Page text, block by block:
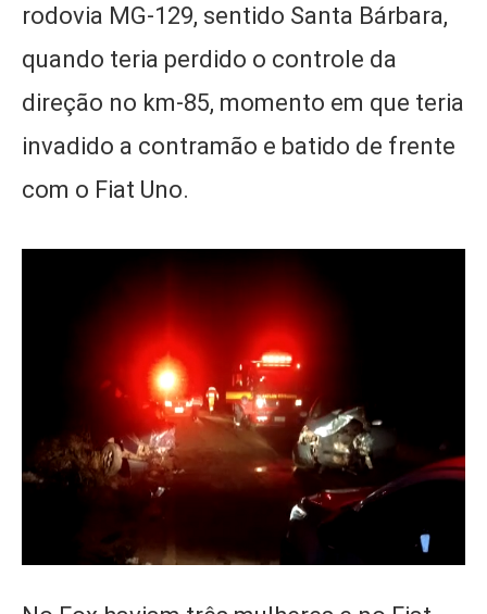
rodovia MG-129, sentido Santa Bárbara,
quando teria perdido o controle da
direção no km-85, momento em que teria
invadido a contramão e batido de frente
com o Fiat Uno.